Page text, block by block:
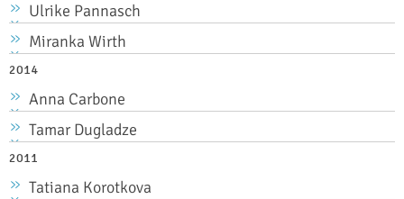
Ulrike Pannasch
Miranka Wirth
2014
Anna Carbone
Tamar Dugladze
2011
Tatiana Korotkova